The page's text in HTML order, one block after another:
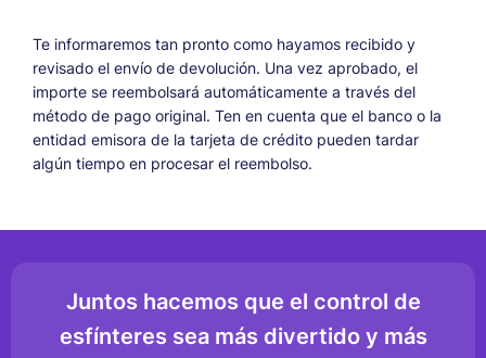
Te informaremos tan pronto como hayamos recibido y
revisado el envío de devolución. Una vez aprobado, el
importe se reembolsará automáticamente a través del
método de pago original. Ten en cuenta que el banco o la
entidad emisora de la tarjeta de crédito pueden tardar
algún tiempo en procesar el reembolso.
Juntos hacemos que el control de
esfínteres sea más divertido y más